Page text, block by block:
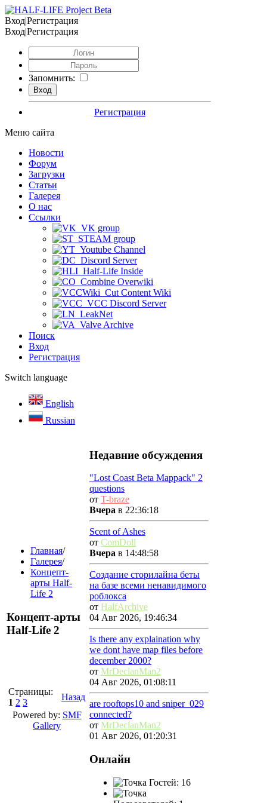
Вход|Регистрация
Вход|Регистрация
Запомнить:
Регистрация
Меню сайта
Новости
Форум
Загрузки
Статьи
Галерея
О нас
Ссылки
VK group
STEAM group
Youtube Channel
Discord Server
Half-Life Inside
Combine Overwiki
Cut Content Wiki
VCC Discord Server
LeakNet
Valve Archive
Поиск
Вход
Регистрация
Switch language
English
Russian
Главная/
Галерея/
Концепт-
арты Half-
Life 2
Концепт-арты
Half-Life 2
Страницы:
1 2 3
Назад
Powered by: SMF
Gallery
Недавние обсуждения
"Lost Coast Beta Mappack" 2
questions
от T-braze
Вчера в 22:36:18
Scent of Ashes
от ComDoll
Вчера в 14:48:58
Создание сторилайна беты
на базе всеми ненавидимого
роблокса
от HalfArchive
04 Авг 2026, 19:46:34
Is there any explaination why
we dont have map files before
december 2000?
от MrDeclanMan2
04 Авг 2026, 01:08:11
are rooftops10 and sniper_029
connected?
от MrDeclanMan2
01 Авг 2026, 01:20:31
Онлайн
Гостей: 16